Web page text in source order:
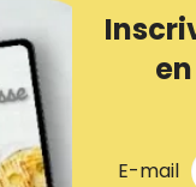
E-mail